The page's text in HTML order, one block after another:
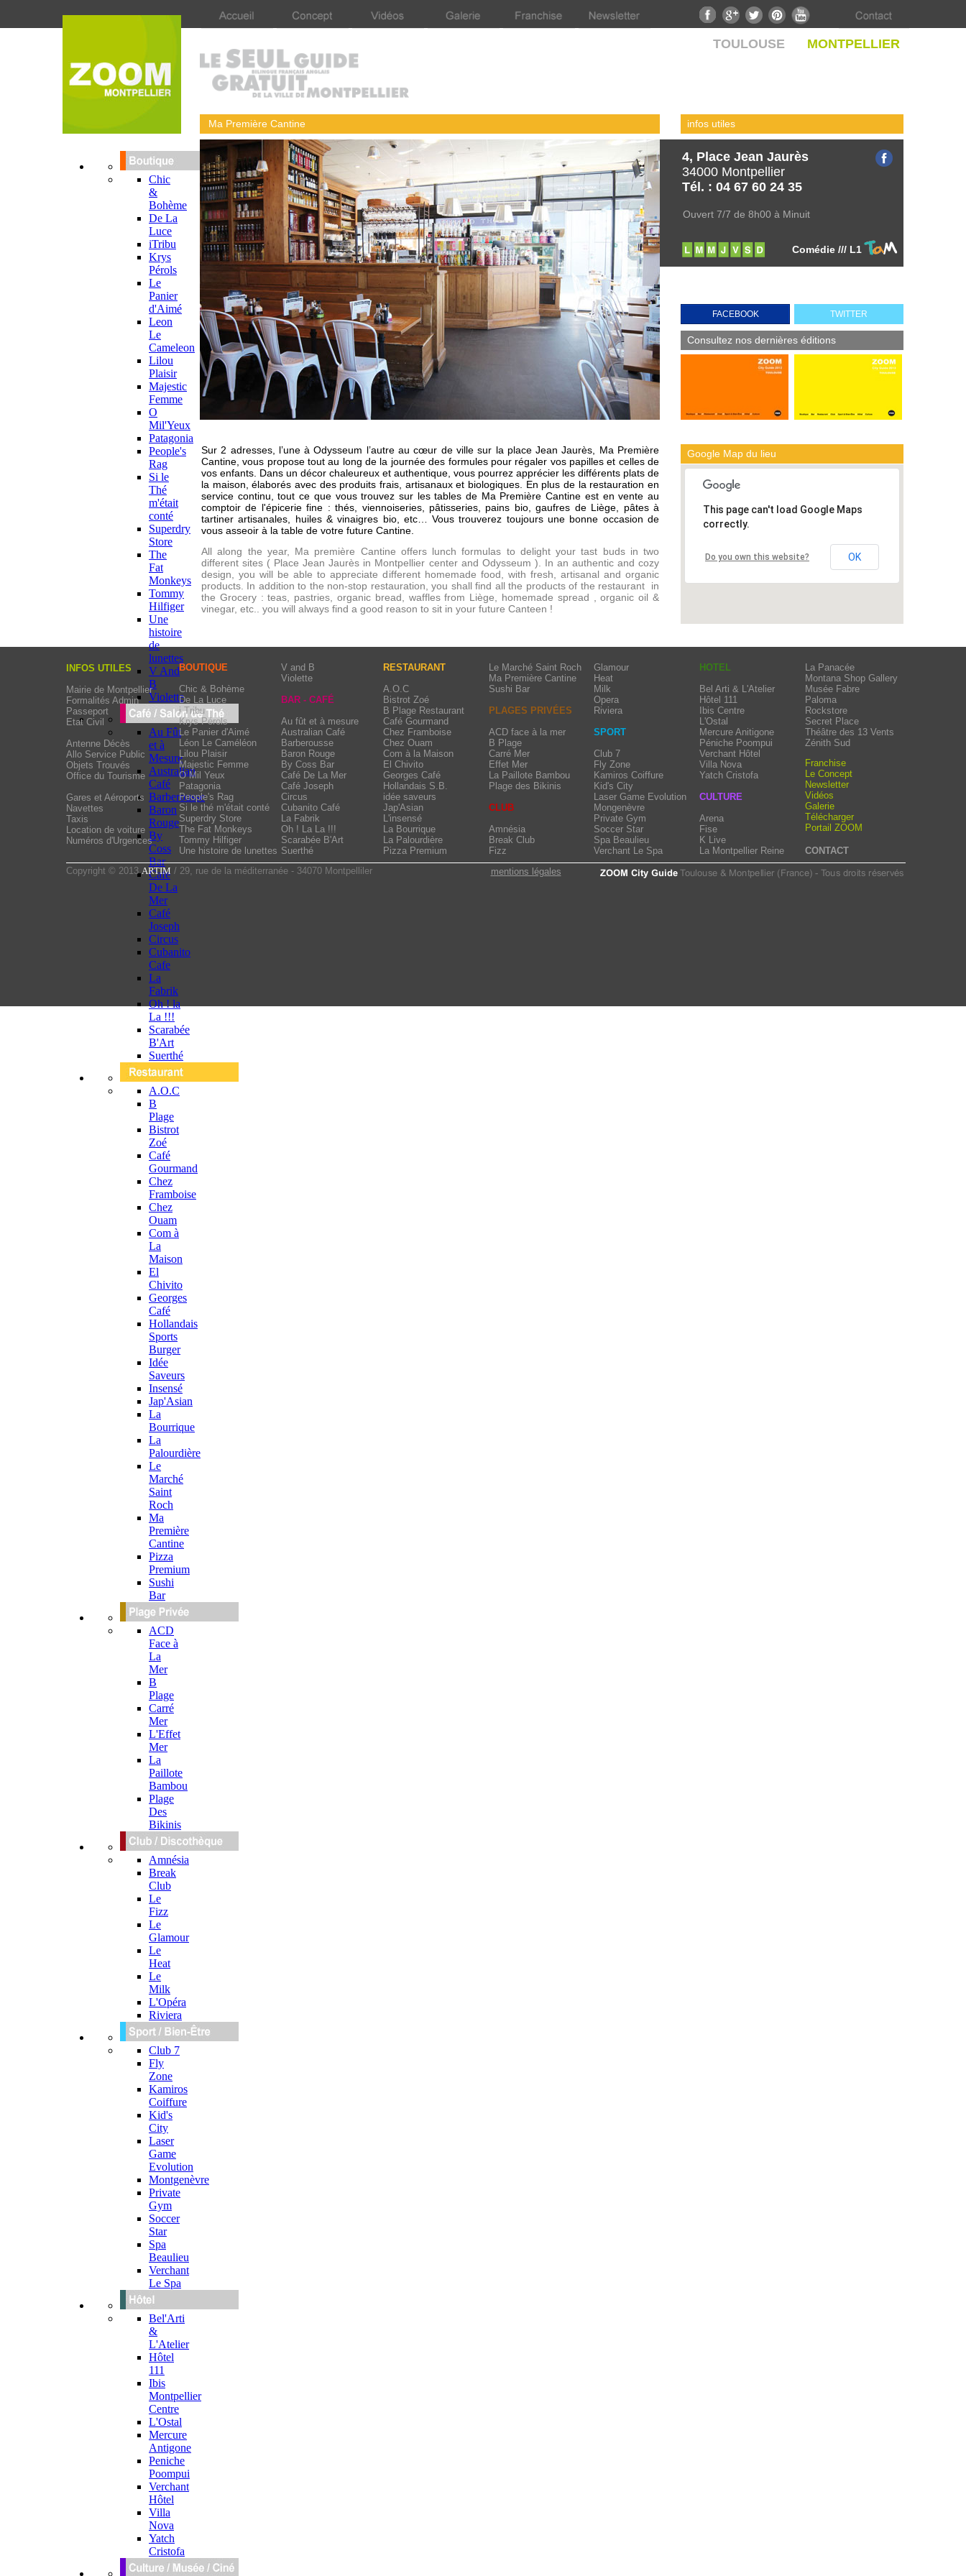
All along the year, Ma première Cantine offers lunch formulas to delight your tast buds in two
different sites ( Place Jean Jaurès in Montpellier center and Odysseum ). In an authentic and cozy
design, you will be able to appreciate different homemade food, with fresh, artisanal and organic
products. In addition to the non-stop restauration, you shall find all the products of the restaurant in
the Grocery : teas, pastries, organic bread, waffles from Liège, homemade spread , organic oil &
vinegar, etc.. you will always find a good reason to sit in your future Canteen !
Sur 2 adresses, l’une à Odysseum l’autre au cœur de ville sur la place Jean Jaurès, Ma Première
Cantine, vous propose tout au long de la journée des formules pour régaler vos papilles et celles de
vos enfants. Dans un décor chaleureux et authentique, vous pourrez apprécier les différents plats de
la maison, élaborés avec des produits frais, artisanaux et biologiques. En plus de la restauration en
service continu, tout ce que vous trouvez sur les tables de Ma Première Cantine est en vente au
comptoir de l'épicerie fine : thés, viennoiseries, pâtisseries, pains bio, gaufres de Liège, pâtes à
tartiner artisanales, huiles & vinaigres bio, etc… Vous trouverez toujours une bonne occasion de
vous asseoir à la table de votre future Cantine.
Ouvert 7/7 de 8h00 à Minuit
Comédie /// L1
4, Place Jean Jaurès
34000 Montpellier
Tél. : 04 67 60 24 35
This page can't load Google Maps
correctly.
Do you own this website? OK
Ma Première Cantine
Chic
&
Bohème
De La
Luce
iTribu
Krys
Pérols
Le
Panier
d'Aimé
Leon
Le
Cameleon
Lilou
Plaisir
Majestic
Femme
O
Mil'Yeux
Patagonia
People's
Rag
Si le
Thé
m'était
conté
Superdry
Store
The
Fat
Monkeys
Tommy
Hilfiger
Une
histoire
de
lunettes
V And
B
Violette
Au Fût
et à
Mesure
Australian
Café
Barberousse
Baron
Rouge
By
Coss
Bar
Cafe
De La
Mer
Café
Joseph
Circus
Cubanito
Cafe
La
Fabrik
Oh ! la
La !!!
Scarabée
B'Art
Suerthé
A.O.C
B
Plage
Bistrot
Zoé
Café
Gourmand
Chez
Framboise
Chez
Ouam
Com à
La
Maison
El
Chivito
Georges
Café
Hollandais
Sports
Burger
Idée
Saveurs
Insensé
Jap'Asian
La
Bourrique
La
Palourdière
Le
Marché
Saint
Roch
Ma
Première
Cantine
Pizza
Premium
Sushi
Bar
ACD
Face à
La
Mer
B
Plage
Carré
Mer
L'Effet
Mer
La
Paillote
Bambou
Plage
Des
Bikinis
Amnésia
Break
Club
Le
Fizz
Le
Glamour
Le
Heat
Le
Milk
L'Opéra
Riviera
Club 7
Fly
Zone
Kamiros
Coiffure
Kid's
City
Laser
Game
Evolution
Montgenèvre
Private
Gym
Soccer
Star
Spa
Beaulieu
Verchant
Le Spa
Bel'Arti
&
L'Atelier
Hôtel
111
Ibis
Montpellier
Centre
L'Ostal
Mercure
Antigone
Peniche
Poompui
Verchant
Hôtel
Villa
Nova
Yatch
Cristofa
MONTPELLIER
TOULOUSE
TWITTER
FACEBOOK
Consultez nos dernières éditions
Google Map du lieu
infos utiles
V and B
Violette
BAR - CAFÉ
Au fût et à mesure
Australian Café
Barberousse
Baron Rouge
By Coss Bar
Café De La Mer
Café Joseph
Circus
Cubanito Café
La Fabrik
Oh ! La La !!!
Scarabée B'Art
Suerthé
Franchise
Le Concept
Newsletter
Vidéos
Galerie
Télécharger
Portail ZOOM
mentions légales
La Panacée
Montana Shop Gallery
Musée Fabre
Paloma
Rockstore
Secret Place
Théâtre des 13 Vents
Zénith Sud
CONTACT
HOTEL
Bel Arti & L'Atelier
Hôtel 111
Ibis Centre
L'Ostal
Mercure Anitigone
Péniche Poompui
Verchant Hôtel
Villa Nova
Yatch Cristofa
CULTURE
Arena
Fise
K Live
La Montpellier Reine
Glamour
Heat
Milk
Opera
Riviera
SPORT
Club 7
Fly Zone
Kamiros Coiffure
Kid's City
Laser Game Evolution
Mongenèvre
Private Gym
Soccer Star
Spa Beaulieu
Verchant Le Spa
INFOS UTILES
Mairie de Montpellier
Formalités Admin
Passeport
Etat Civil
Antenne Décès
Allo Service Public
Objets Trouvés
Office du Tourisme
Gares et Aéroports
Navettes
Taxis
Location de voiture
Numéros d'Urgences
Copyright © 2013ARTIM / 29, rue de la méditerranée - 34070 Montpelliler
Le Marché Saint Roch
Ma Première Cantine
Sushi Bar
PLAGES PRIVÉES
ACD face à la mer
B Plage
Carré Mer
Effet Mer
La Paillote Bambou
Plage des Bikinis
CLUB
Amnésia
Break Club
Fizz
RESTAURANT
A.O.C
Bistrot Zoé
B Plage Restaurant
Café Gourmand
Chez Framboise
Chez Ouam
Com à la Maison
El Chivito
Georges Café
Hollandais S.B.
idée saveurs
Jap'Asian
L'insensé
La Bourrique
La Palourdière
Pizza Premium
BOUTIQUE
Chic & Bohème
De La Luce
i Tribu
Krys Pérols
Le Panier d'Aimé
Léon Le Caméléon
Lilou Plaisir
Majestic Femme
O Mil Yeux
Patagonia
People's Rag
Si le thé m'était conté
Superdry Store
The Fat Monkeys
Tommy Hilfiger
Une histoire de lunettes